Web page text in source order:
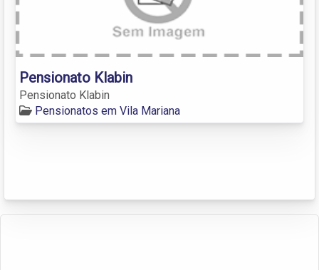
Pensionato Klabin
Pensionato Klabin
Pensionatos em Vila Mariana